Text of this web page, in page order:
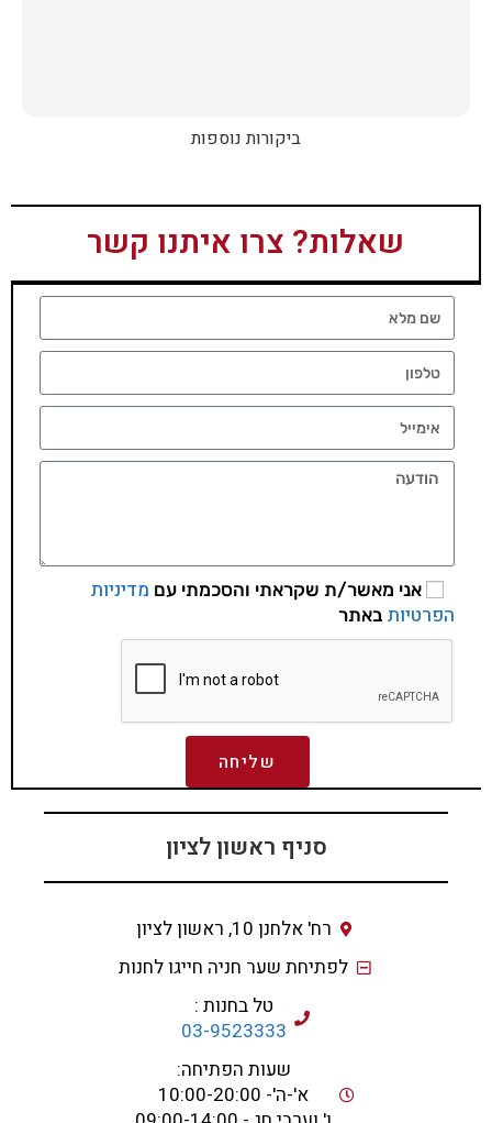
ביקורות נוספות
שאלות? צרו איתנו קשר
אני מאשר/ת שקראתי והסכמתי עם מדיניות
הפרטיות באתר
שליחה
סניף ראשון לציון
רח' אלחנן 10, ראשון לציון
לפתיחת שער חניה חייגו לחנות
טל בחנות :
03-9523333
שעות הפתיחה:
א'-ה'- 10:00-20:00